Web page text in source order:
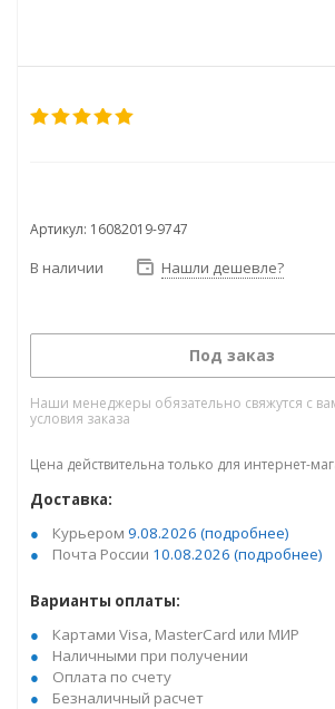
Артикул: 16082019-9747
В наличии Нашли дешевле?
Под заказ
Наши менеджеры обязательно свяжутся с
условия заказа
Цена действительна только для интернет-
Доставка:
Курьером 9.08.2026 (подробнее)
Почта России 10.08.2026 (подробнее)
Варианты оплаты:
Картами Visa, MasterCard или МИР
Наличными при получении
Оплата по счету
Безналичный расчет